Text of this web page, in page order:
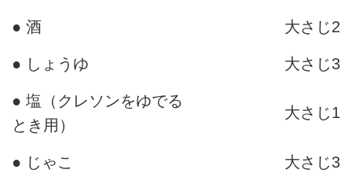
● 酒 大さじ2
● しょうゆ 大さじ3
● 塩（クレソンをゆでる
とき用）
大さじ1
● じゃこ 大さじ3